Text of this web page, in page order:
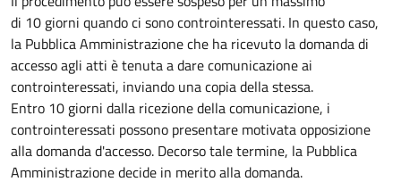
di 10 giorni quando ci sono controinteressati. In questo caso,
la Pubblica Amministrazione che ha ricevuto la domanda di
accesso agli atti è tenuta a dare comunicazione ai
controinteressati, inviando una copia della stessa.
Entro 10 giorni dalla ricezione della comunicazione, i
controinteressati possono presentare motivata opposizione
alla domanda d'accesso. Decorso tale termine, la Pubblica
Amministrazione decide in merito alla domanda.